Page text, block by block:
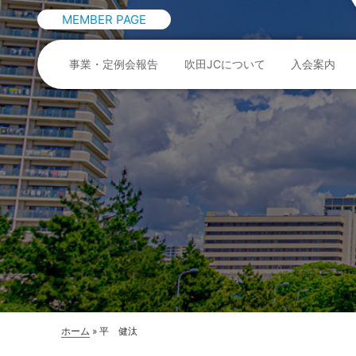
MEMBER PAGE
事業・定例会報告 吹田JCについて 入会案内
ホーム » 平 健汰